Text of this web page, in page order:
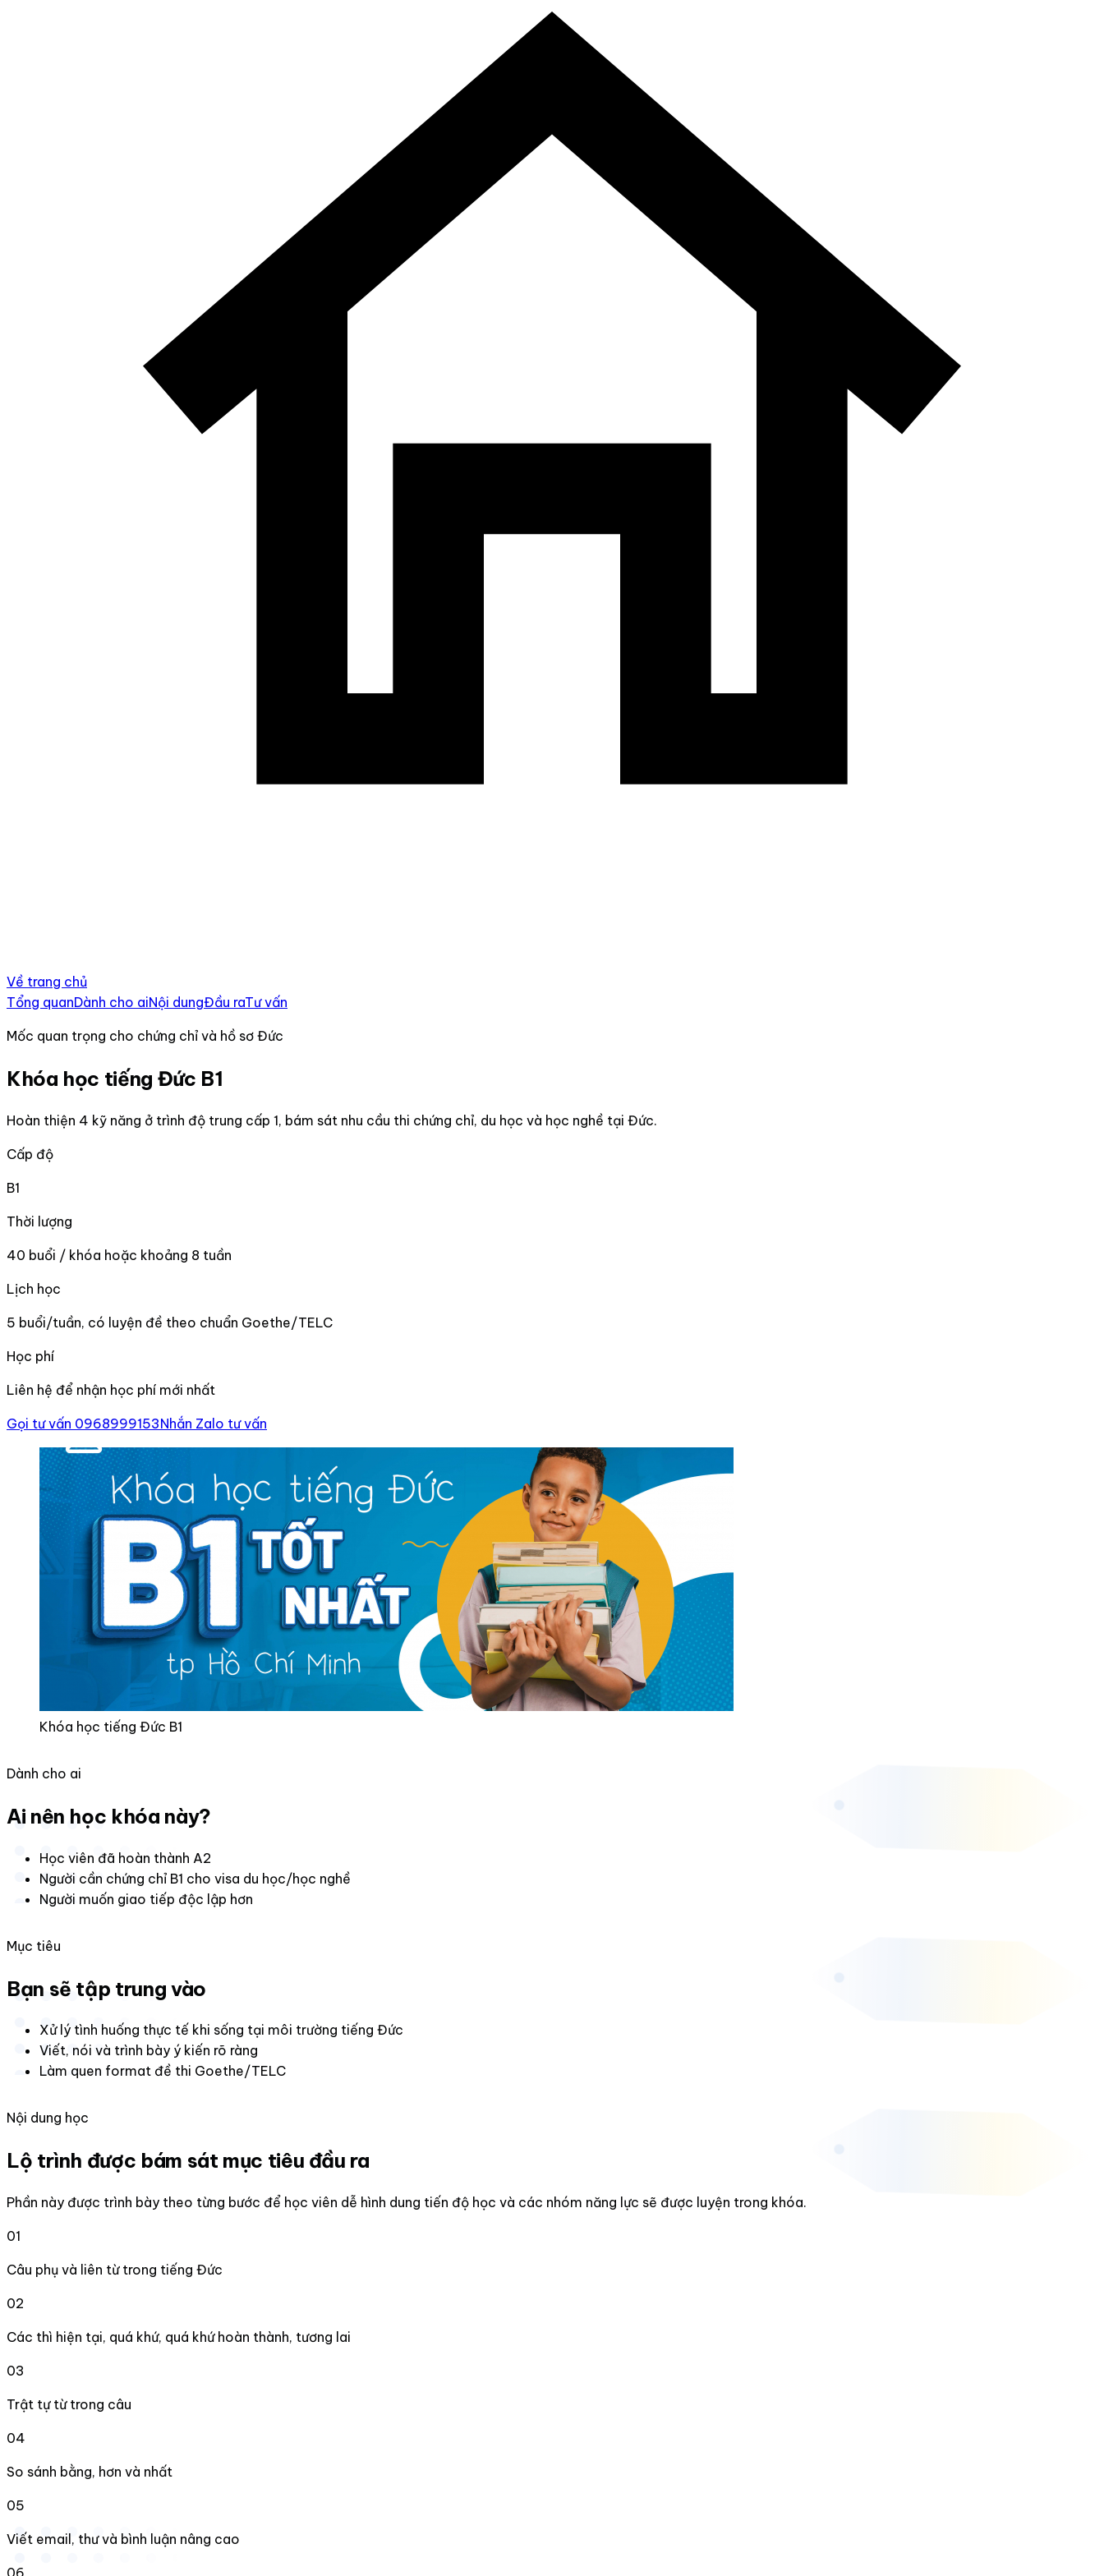
Về trang chủ
Tổng quanDành cho aiNội dungĐầu raTư vấn
Mốc quan trọng cho chứng chỉ và hồ sơ Đức
Khóa học tiếng Đức B1
Hoàn thiện 4 kỹ năng ở trình độ trung cấp 1, bám sát nhu cầu thi chứng chỉ, du học và học nghề tại Đức.
Cấp độ
B1
Thời lượng
40 buổi / khóa hoặc khoảng 8 tuần
Lịch học
5 buổi/tuần, có luyện đề theo chuẩn Goethe/TELC
Học phí
Liên hệ để nhận học phí mới nhất
Gọi tư vấn 0968999153Nhắn Zalo tư vấn
Khóa học tiếng Đức B1
Dành cho ai
Ai nên học khóa này?
Học viên đã hoàn thành A2
Người cần chứng chỉ B1 cho visa du học/học nghề
Người muốn giao tiếp độc lập hơn
Mục tiêu
Bạn sẽ tập trung vào
Xử lý tình huống thực tế khi sống tại môi trường tiếng Đức
Viết, nói và trình bày ý kiến rõ ràng
Làm quen format đề thi Goethe/TELC
Nội dung học
Lộ trình được bám sát mục tiêu đầu ra
Phần này được trình bày theo từng bước để học viên dễ hình dung tiến độ học và các nhóm năng lực sẽ được luyện trong khóa.
01
Câu phụ và liên từ trong tiếng Đức
02
Các thì hiện tại, quá khứ, quá khứ hoàn thành, tương lai
03
Trật tự từ trong câu
04
So sánh bằng, hơn và nhất
05
Viết email, thư và bình luận nâng cao